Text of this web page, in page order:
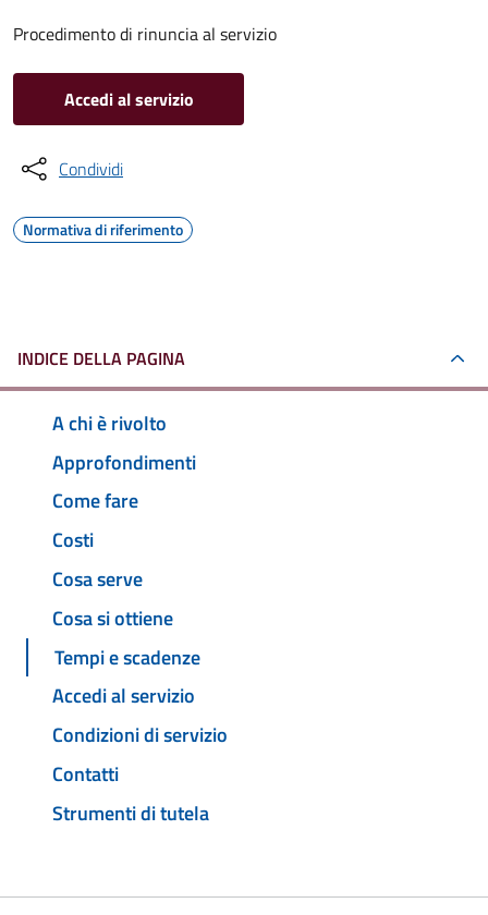
Procedimento di rinuncia al servizio
Accedi al servizio
Condividi
Normativa di riferimento
INDICE DELLA PAGINA
A chi è rivolto
Approfondimenti
Come fare
Costi
Cosa serve
Cosa si ottiene
Tempi e scadenze
Accedi al servizio
Condizioni di servizio
Contatti
Strumenti di tutela